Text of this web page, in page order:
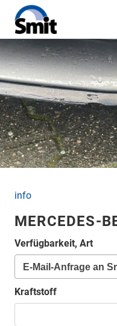
info
MERCEDES-
Verfügbarkeit, Art
Kraftstoff